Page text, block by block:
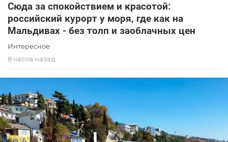
Сюда за спокойствием и красотой:
российский курорт у моря, где как на
Мальдивах - без толп и заоблачных цен
Интересное
8 часов назад